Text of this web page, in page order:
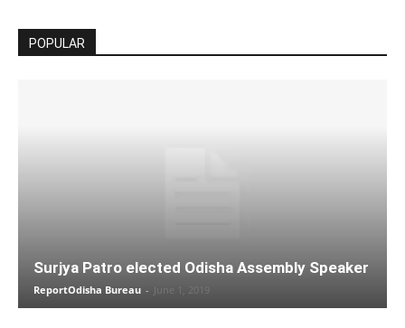
POPULAR
Surjya Patro elected Odisha Assembly Speaker
ReportOdisha Bureau - June 1, 2019